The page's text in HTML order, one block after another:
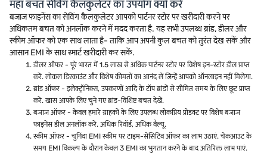
महा बचत सेविंग कैलकुलेटर का उपयोग क्यों करें
बजाज फाइनेंस का सेविंग कैलकुलेटर आपको पार्टनर स्टोर पर खरीदारी करने पर
अधिकतम बचत को अनलॉक करने में मदद करता है. यह सभी उपलब्ध ब्रांड, डीलर और
स्कीम ऑफर को एक साथ लाता है- ताकि आप अपनी कुल बचत को तुरंत देख सकें और
आसान EMI के साथ स्मार्ट खरीदारी कर सकें.
डीलर ऑफर - पूरे भारत में 1.5 लाख से अधिक पार्टनर स्टोर पर विशेष इन-स्टोर डील प्राप्त
करें. लोकल डिस्काउंट और विशेष कीमतों का आनंद लें जिन्हें आपको ऑनलाइन नहीं मिलेगा.
ब्रांड ऑफर - इलेक्ट्रॉनिक्स, उपकरणों आदि के टॉप ब्रांडों से सीमित समय के लिए छूट प्राप्त
करें. खास आपके लिए चुने गए ब्रांड-विशिष्ट बचत देखें.
बजाज ऑफर - केवल हमारे ग्राहकों के लिए उपलब्ध लोकप्रिय प्रोडक्ट पर विशेष बजाज
फाइनेंस डील अनलॉक करें. अधिक रिवॉर्ड, अधिक वैल्यू.
स्कीम ऑफर - चुनिंदा EMI स्कीम पर टाइम-सेंसिटिव ऑफर का लाभ उठाएं. चेकआउट के
समय EMI विकल्प के दौरान केवल 3 EMI का भुगतान करने के बाद अतिरिक्त लाभ पाएं.